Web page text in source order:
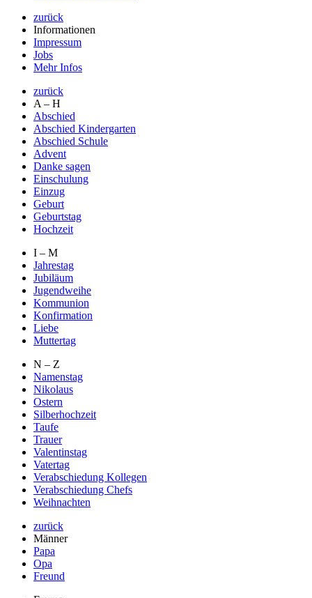
zurück
Informationen
Impressum
Jobs
Mehr Infos
zurück
A – H
Abschied
Abschied Kindergarten
Abschied Schule
Advent
Danke sagen
Einschulung
Einzug
Geburt
Geburtstag
Hochzeit
I – M
Jahrestag
Jubiläum
Jugendweihe
Kommunion
Konfirmation
Liebe
Muttertag
N – Z
Namenstag
Nikolaus
Ostern
Silberhochzeit
Taufe
Trauer
Valentinstag
Vatertag
Verabschiedung Kollegen
Verabschiedung Chefs
Weihnachten
zurück
Männer
Papa
Opa
Freund